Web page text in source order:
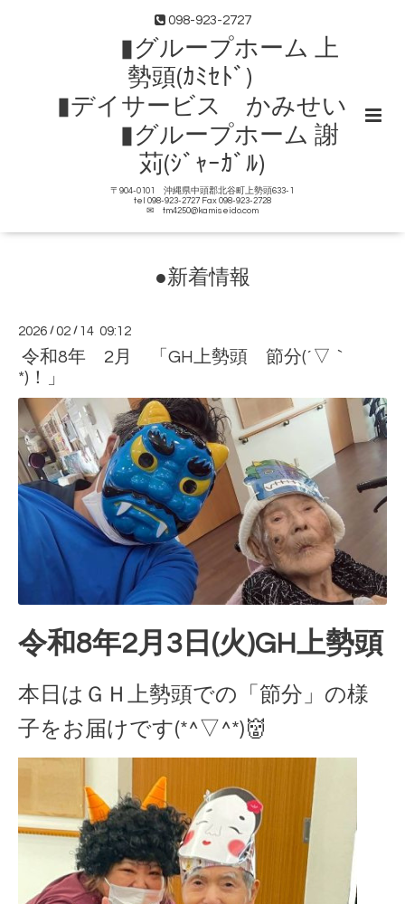
098-923-2727
▮グループホーム 上
勢頭(ｶﾐｾﾄﾞ)
▮デイサービス かみせい
▮グループホーム 謝
苅(ｼﾞｬｰｶﾞﾙ)
〒904-0101 沖縄県中頭郡北谷町上勢頭633-1
tel 098-923-2727 Fax 098-923-2728
✉ tm4250@kamiseido.com
●新着情報
2026 /02 / 14 09:12
令和8年 2月 「GH上勢頭 節分(´▽｀
*)！」
令和8年2月3日(火)GH上勢頭
本日はＧＨ上勢頭での「節分」の様
子をお届けです(*^▽^*)👹